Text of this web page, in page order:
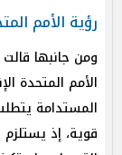
رؤية الأمم
ومن جانبها
المستدامة
قوية، إذ